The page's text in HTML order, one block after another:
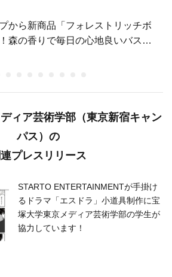
から新商品「フォレストリッチボ
森の香りで毎日の心地良いバスタ
ィア芸術学部（東京新宿キャン
パス）の
プレスリリース
STARTO ENTERTAINMENTが手掛け
るドラマ「エスドラ」小道具制作に宝
塚大学東京メディア芸術学部の学生が
協力しています！